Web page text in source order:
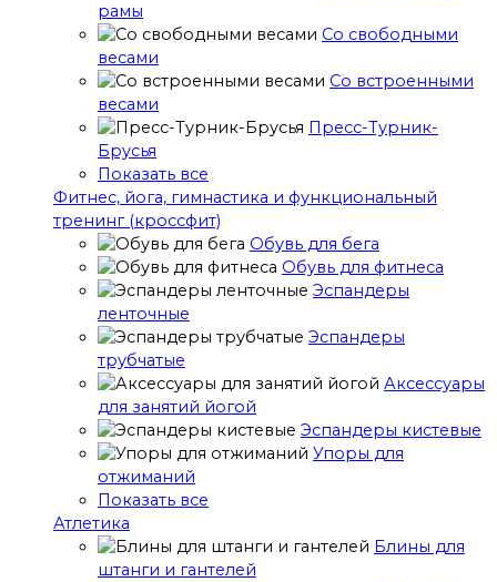
рамы
Со свободными
весами
Со встроенными
весами
Пресс-Турник-
Брусья
Показать все
Фитнес, йога, гимнастика и функциональный
тренинг (кроссфит)
Обувь для бега
Обувь для фитнеса
Эспандеры
ленточные
Эспандеры
трубчатые
Аксессуары
для занятий йогой
Эспандеры кистевые
Упоры для
отжиманий
Показать все
Атлетика
Блины для
штанги и гантелей